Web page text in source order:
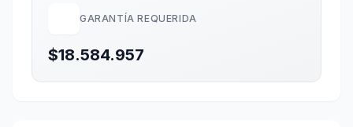
GARANTÍA REQUERIDA
$18.584.957